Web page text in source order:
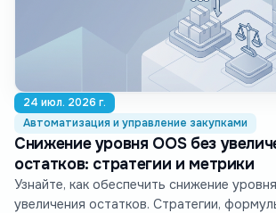
24 июл. 2026 г.
Автоматизация и управление закупками
Снижение уровня OOS без
остатков: стратегии и метрики
Узнайте, как обеспечить снижение
увеличения остатков. Стратегии,